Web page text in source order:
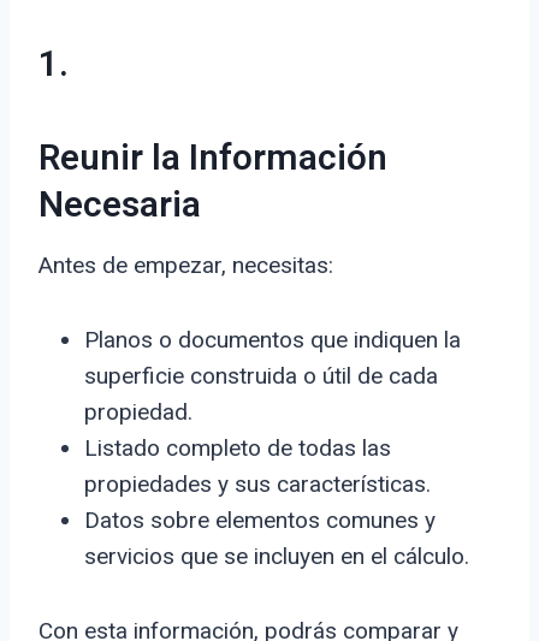
1.
Reunir la Información
Necesaria
Antes de empezar, necesitas:
Planos o documentos que indiquen la
superficie construida o útil de cada
propiedad.
Listado completo de todas las
propiedades y sus características.
Datos sobre elementos comunes y
servicios que se incluyen en el cálculo.
Con esta información, podrás comparar y